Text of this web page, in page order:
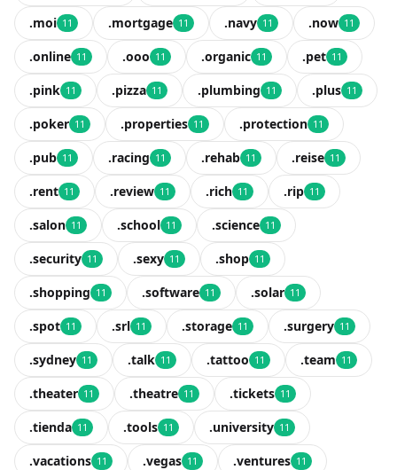
.moi 11 .mortgage 11 .navy 11 .now 11
.online 11 .ooo 11 .organic 11 .pet 11
.pink 11 .pizza 11 .plumbing 11 .plus 11
.poker 11 .properties 11 .protection 11
.pub 11 .racing 11 .rehab 11 .reise 11
.rent 11 .review 11 .rich 11 .rip 11
.salon 11 .school 11 .science 11
.security 11 .sexy 11 .shop 11
.shopping 11 .software 11 .solar 11
.spot 11 .srl 11 .storage 11 .surgery 11
.sydney 11 .talk 11 .tattoo 11 .team 11
.theater 11 .theatre 11 .tickets 11
.tienda 11 .tools 11 .university 11
.vacations 11 .vegas 11 .ventures 11